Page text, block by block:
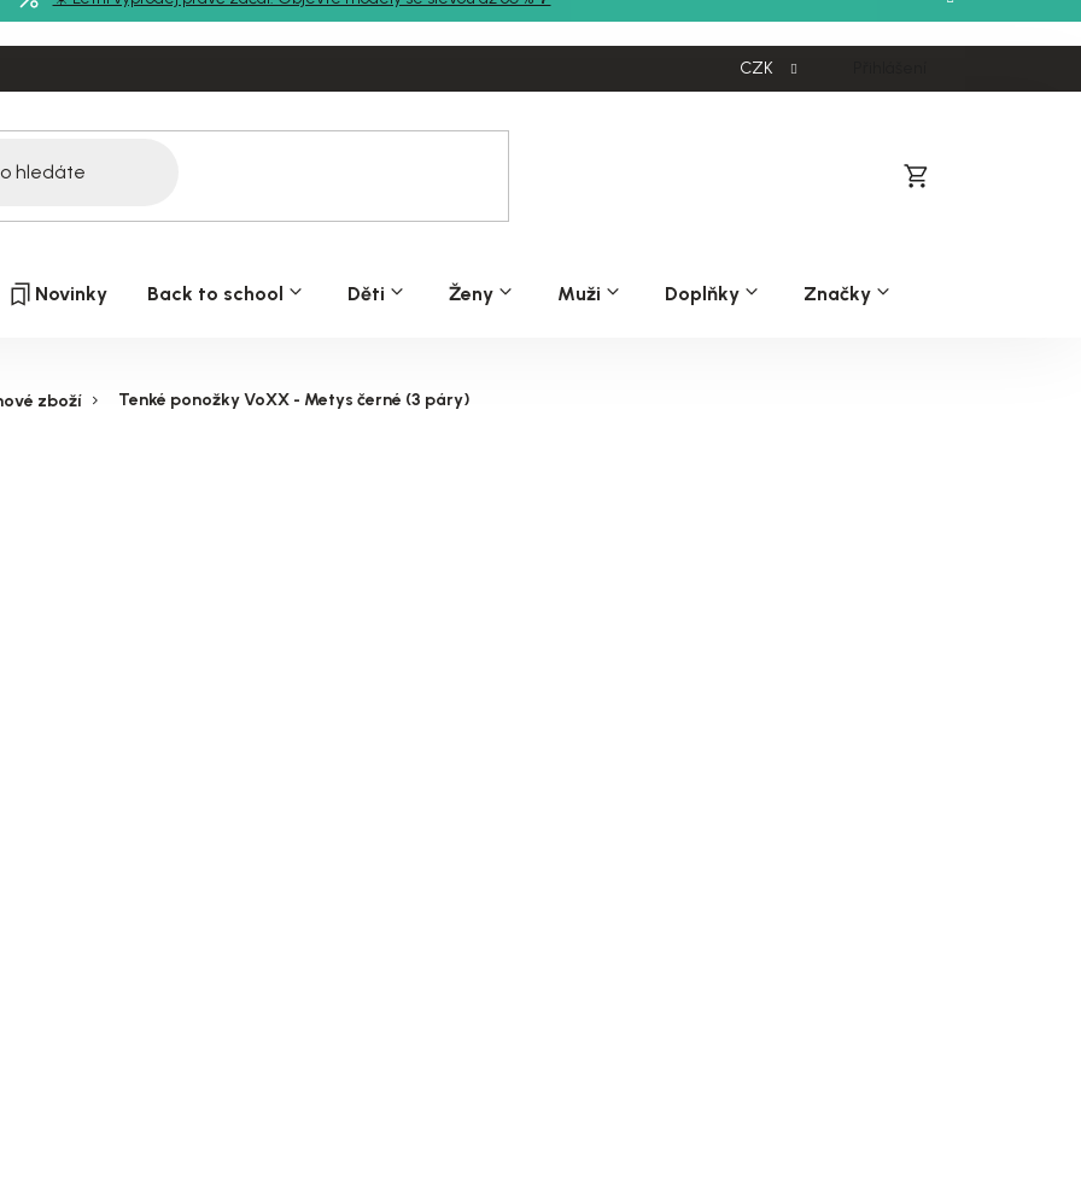
CZK
Nákupní
Novinky Back to school Děti Ženy Muži Doplňky Značky
zboží Tenké ponožky VoXX - Metys černé (3 páry)